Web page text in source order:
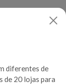
diferentes de
de 20 lojas para